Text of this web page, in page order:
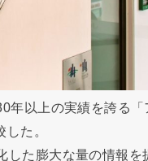
年以上の実績を誇る
た。
た膨大な量の情報を